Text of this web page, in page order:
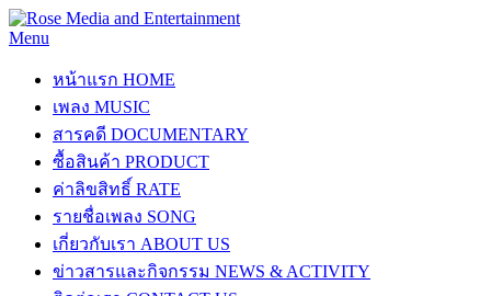
Menu
หน้าแรก HOME
เพลง MUSIC
สารคดี DOCUMENTARY
ซื้อสินค้า PRODUCT
ค่าลิขสิทธิ์ RATE
รายชื่อเพลง SONG
เกี่ยวกับเรา ABOUT US
ข่าวสารและกิจกรรม NEWS & ACTIVITY